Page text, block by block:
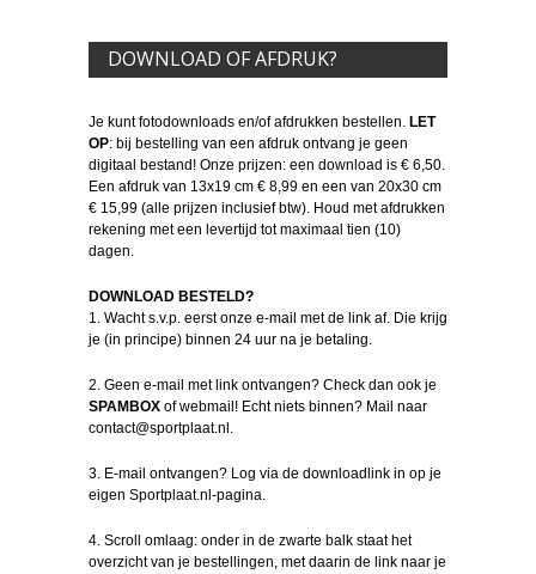
DOWNLOAD OF AFDRUK?
Je kunt fotodownloads en/of afdrukken bestellen. LET
OP: bij bestelling van een afdruk ontvang je geen
digitaal bestand! Onze prijzen: een download is € 6,50.
Een afdruk van 13x19 cm € 8,99 en een van 20x30 cm
€ 15,99 (alle prijzen inclusief btw). Houd met afdrukken
rekening met een levertijd tot maximaal tien (10)
dagen.
DOWNLOAD BESTELD?
1. Wacht s.v.p. eerst onze e-mail met de link af. Die krijg
je (in principe) binnen 24 uur na je betaling.
2. Geen e-mail met link ontvangen? Check dan ook je
SPAMBOX of webmail! Echt niets binnen? Mail naar
contact@sportplaat.nl.
3. E-mail ontvangen? Log via de downloadlink in op je
eigen Sportplaat.nl-pagina.
4. Scroll omlaag: onder in de zwarte balk staat het
overzicht van je bestellingen, met daarin de link naar je